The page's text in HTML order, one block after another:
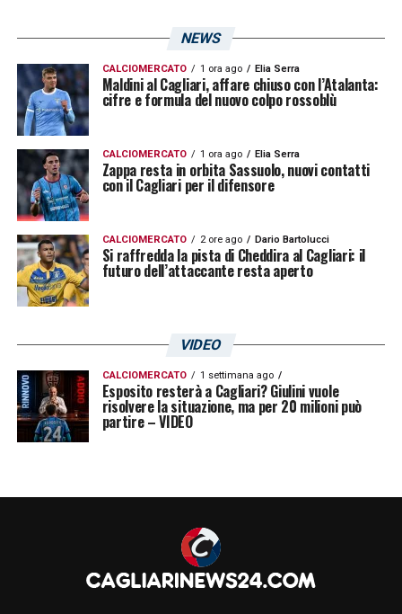
NEWS
CALCIOMERCATO 1 ora ago Elia Serra
Maldini al Cagliari, affare chiuso con l’Atalanta:
cifre e formula del nuovo colpo rossoblù
CALCIOMERCATO 1 ora ago Elia Serra
Zappa resta in orbita Sassuolo, nuovi contatti
con il Cagliari per il difensore
CALCIOMERCATO 2 ore ago Dario Bartolucci
Si raffredda la pista di Cheddira al Cagliari: il
futuro dell’attaccante resta aperto
VIDEO
CALCIOMERCATO 1 settimana ago
Esposito resterà a Cagliari? Giulini vuole
risolvere la situazione, ma per 20 milioni può
partire – VIDEO